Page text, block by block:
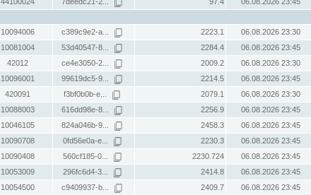
10094006 c389c9e2-a... 2223.1
06.08.2026 23:30
10081004 53d40547-8... 2284.4
06.08.2026 23:45
42012 ce4e3050-2... 2009.2
06.08.2026 23:30
10096001 99619dc5-9... 2214.5
06.08.2026 23:45
420091 f3bf0b0b-e... 2079.1
06.08.2026 23:30
10088003 616dd98e-8... 2256.9
06.08.2026 23:45
10046105 824a046b-9... 2458.3
06.08.2026 23:45
10090708 0fd56e0a-e... 2230.3
06.08.2026 23:45
10090408 560cf185-0... 2230.724
06.08.2026 23:45
10053009 296fc6d4-3... 2414.8
06.08.2026 23:45
10054500 c9409937-b... 2409.7
06.08.2026 23:45